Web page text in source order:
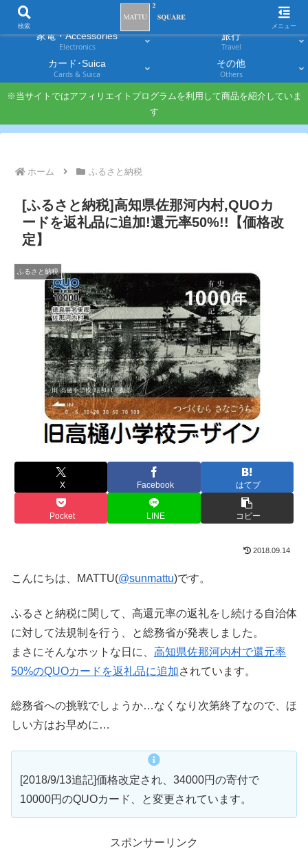
家電・Accessories
Electronics
旅行
Travel
カード･Suica
Cards & Suica
その他
Others
※当サイトではアフィリエイトプログラムを利用して商品を紹介していま
す
ホーム ふるさと納税
[ふるさと納税]高知県佐那河内村,QUOカ
ードを返礼品に追加!還元率50%!!【価格改
定】
ふるさと納税
X Facebook はてブ
Pocket LINE コピー
2018.09.14
こんにちは、MATTU(@sunmattu)です。
ふるさと納税に関して、高還元率の返礼をし続ける自治体
に対して法規制を行う、と総務省が発表しました。
まさにそんなホットな日に、 高知県佐那河内村で還元率
50%のQUOカードを返礼品に追加されています。
総務省への挑戦でしょうか…なくなり次第終了なので、ほ
しい方はお早めに…
[2018/9/13追記]価格改定され、34000円の寄付で
10000円のQUOカード、と変更されています。
スポンサーリンク
検索 メニュー